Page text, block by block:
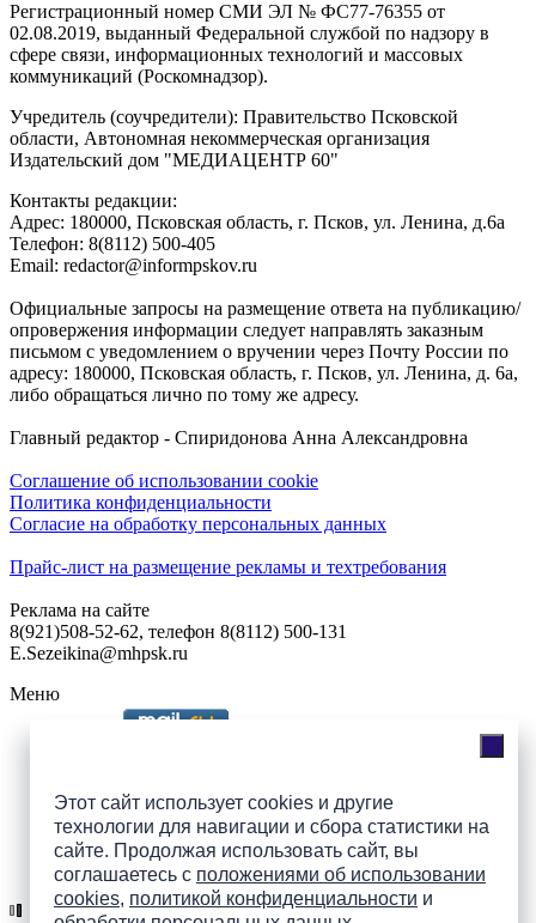
Этот сайт использует cookies и другие
технологии для навигации и сбора статистики на
сайте. Продолжая использовать сайт, вы
соглашаетесь с положениями об использовании
cookies, политикой конфиденциальности и
Регистрационный номер СМИ ЭЛ № ФС77-76355 от
02.08.2019, выданный Федеральной службой по надзору в
сфере связи, информационных технологий и массовых
коммуникаций (Роскомнадзор).
Учредитель (соучредители): Правительство Псковской
области, Автономная некоммерческая организация
Издательский дом "МЕДИАЦЕНТР 60"
Контакты редакции:
Адреc: 180000, Псковская область, г. Псков, ул. Ленина, д.6а
Телефон: 8(8112) 500-405
Email: redactor@informpskov.ru
Официальные запросы на размещение ответа на публикацию/
опровержения информации следует направлять заказным
письмом с уведомлением о вручении через Почту России по
адресу: 180000, Псковская область, г. Псков, ул. Ленина, д. 6а,
либо обращаться лично по тому же адресу.
Главный редактор - Спиридонова Анна Александровна
Соглашение об использовании cookie
Политика конфиденциальности
Согласие на обработку персональных данных
Прайс-лист на размещение рекламы и техтребования
Реклама на сайте
8(921)508-52-62, телефон 8(8112) 500-131
E.Sezeikina@mhpsk.ru
Меню
Подпишись на группы
ПАИ в соцсетях!